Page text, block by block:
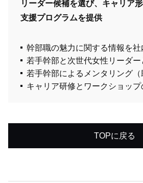
リーダー候補を選び、キャリア
支援プログラムを提供
幹部職の魅力に関する情報を
若手幹部と次世代女性リーダー
若手幹部によるメンタリング（
キャリア研修とワークショップ
TOPに戻る